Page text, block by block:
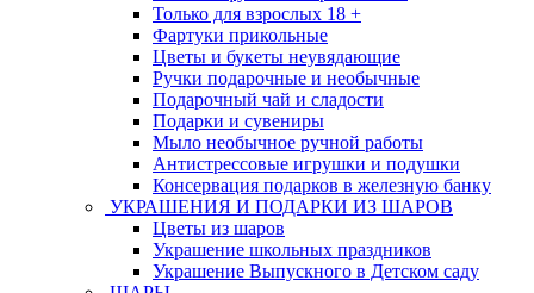
Только для взрослых 18 +
Фартуки прикольные
Цветы и букеты неувядающие
Ручки подарочные и необычные
Подарочный чай и сладости
Подарки и сувениры
Мыло необычное ручной работы
Антистрессовые игрушки и подушки
Консервация подарков в железную банку
УКРАШЕНИЯ И ПОДАРКИ ИЗ ШАРОВ
Цветы из шаров
Украшение школьных праздников
Украшение Выпускного в Детском саду